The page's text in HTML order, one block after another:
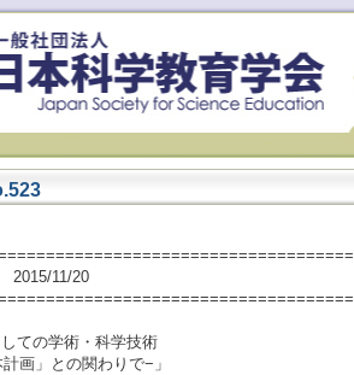
11/20
ての学術・科学技術
画」との関わりで−」